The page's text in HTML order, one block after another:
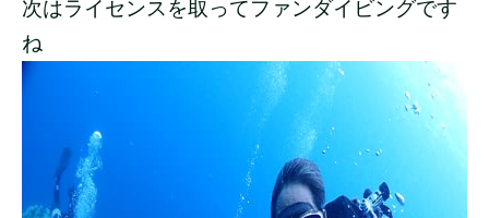
次はライセンスを取ってファンダイビングです
ね